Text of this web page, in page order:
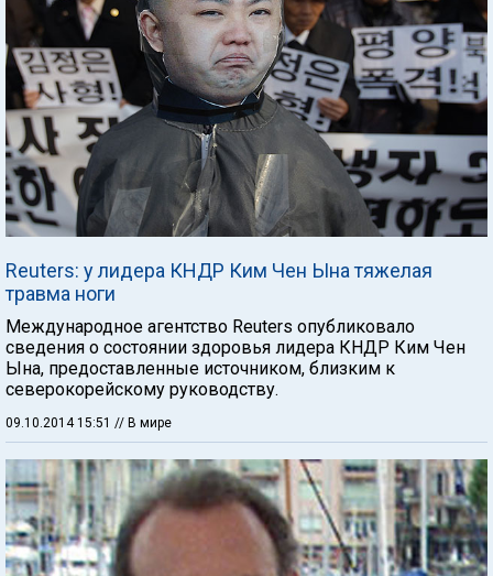
Reuters: у лидера КНДР Ким Чен Ына тяжелая
травма ноги
Международное агентство Reuters опубликовало
сведения о состоянии здоровья лидера КНДР Ким Чен
Ына, предоставленные источником, близким к
северокорейскому руководству.
09.10.2014 15:51 // В мире